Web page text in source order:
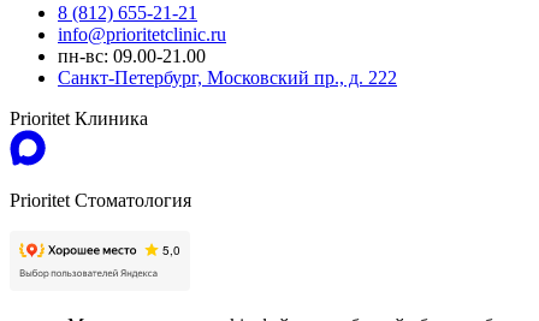
8 (812) 655-21-21
info@prioritetclinic.ru
пн-вс: 09.00-21.00
Санкт-Петербург, Московский пр., д. 222
Prioritet Клиника
Prioritet Стоматология